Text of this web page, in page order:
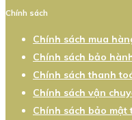
Chính sách
Chính sách mua
Chính sách bảo
Chính sách thanh
Chính sách vận
Chính sách bảo mật